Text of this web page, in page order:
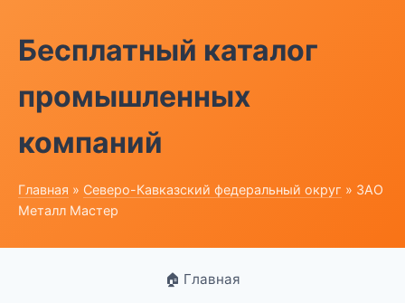
Бесплатный каталог
промышленных
компаний
Главная » Северо-Кавказский федеральный округ » ЗАО
Металл Мастер
🏠 Главная